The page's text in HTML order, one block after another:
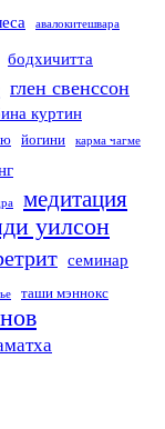
авалокитешвара
бодхичитта
глен свенссон
куртин
йогини карма чагме
медитация
уилсон
семинар
таши мэннокс